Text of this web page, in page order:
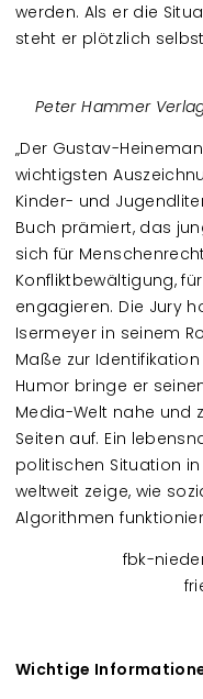
werden. Als er die
steht er plötzlich
Peter Hammer
„Der Gustav-
wichtigsten
Kinder- und
Buch prämiert, das
sich für
Konfliktbewältigung,
engagieren. Die Jury
Isermeyer in seinem
Maße zur
Humor bringe er
Media-Welt nahe und
Seiten auf. Ein
politischen Situation
weltweit zeige, wie
Algorithmen
fbk-
Wichtige